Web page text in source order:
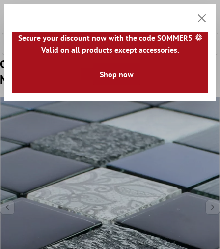
Campione Mosaico vetro pietra Triopetra
Nero Grigio Bianco
Secure your discount now with the code SOMMER5 🌞
Valid on all products except accessories.
Shop now